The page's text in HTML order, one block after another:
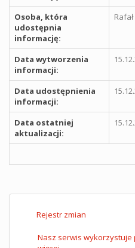
Osoba, która
udostępnia
informację:
Data wytworzenia
informacji:
Data udostępnienia
informacji:
Data ostatniej
aktualizacji:
Rejestr zmian
Nasz serwis wykorzystuje